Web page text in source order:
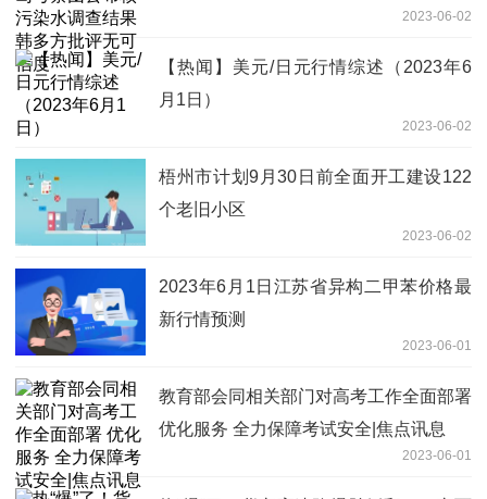
2023-06-02
【热闻】美元/日元行情综述（2023年6
月1日）
2023-06-02
梧州市计划9月30日前全面开工建设122
个老旧小区
2023-06-02
2023年6月1日江苏省异构二甲苯价格最
新行情预测
2023-06-01
教育部会同相关部门对高考工作全面部署
优化服务 全力保障考试安全|焦点讯息
2023-06-01